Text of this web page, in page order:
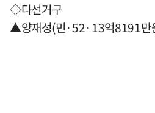
◇다선거구
▲양재성(민·52·13억8191만